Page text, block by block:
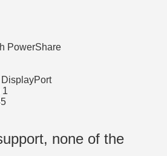
PowerShare
1
none of the